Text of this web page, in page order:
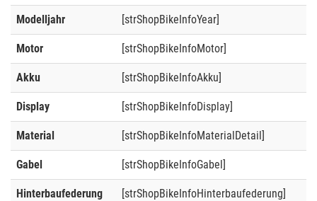
Modelljahr [strShopBikeInfoYear]
Motor [strShopBikeInfoMotor]
Akku [strShopBikeInfoAkku]
Display [strShopBikeInfoDisplay]
Material [strShopBikeInfoMaterialDetail]
Gabel [strShopBikeInfoGabel]
Hinterbaufederung [strShopBikeInfoHinterbaufederung]